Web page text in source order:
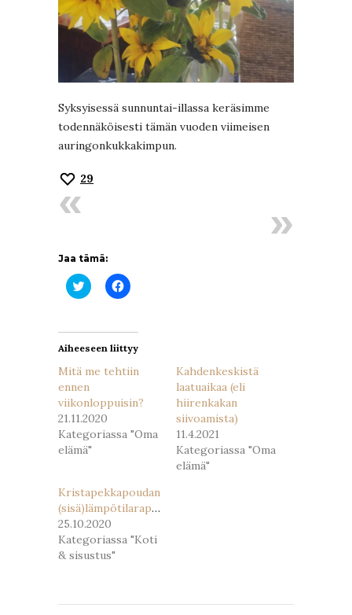
Syksyisessä sunnuntai-illassa keräsimme
todennäköisesti tämän vuoden viimeisen
auringonkukkakimpun.
29
Jaa tämä:
Jaa
Twitterissä(Avautuu
Jaa
Facebookissa(Avautuu
Aiheeseen liittyy
Mitä me tehtiin
ennen
viikonloppuisin?
21.11.2020
Kategoriassa "Oma
elämä"
Kahdenkeskistä
laatuaikaa (eli
hiirenkakan
siivoamista)
11.4.2021
Kategoriassa "Oma
elämä"
Kristapekkapoudan
(sisä)lämpötilaraportti
25.10.2020
Kategoriassa "Koti
& sisustus"